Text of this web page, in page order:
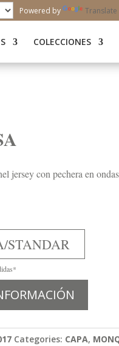
Powered by Translate
COLECCIONES
jersey con pechera en
STANDAR
Categories: CAPA,